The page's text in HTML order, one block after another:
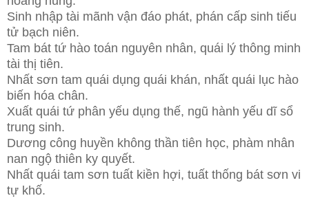
Sinh nhập tài mãnh vận đáo phát, phán cấp sinh tiếu
tử bạch niên.
Tam bát tứ hào toán nguyên nhân, quái lý thông minh
tài thị tiên.
Nhất sơn tam quái dụng quái khán, nhất quái lục hào
biến hóa chân.
Xuất quái tứ phân yếu dụng thế, ngũ hành yếu dĩ sổ
trung sinh.
Dương công huyền không thần tiên học, phàm nhân
nan ngộ thiên ky quyết.
Nhất quái tam sơn tuất kiền hợi, tuất thống bát sơn vi
tự khố.